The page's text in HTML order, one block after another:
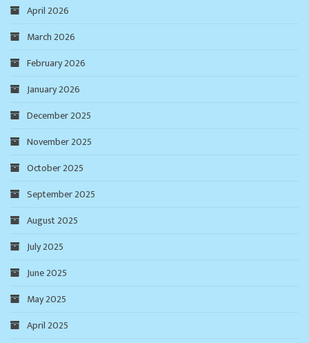
April 2026
March 2026
February 2026
January 2026
December 2025
November 2025
October 2025
September 2025
August 2025
July 2025
June 2025
May 2025
April 2025